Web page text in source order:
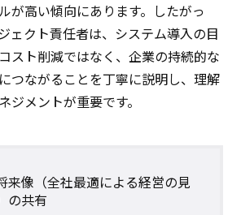
が高い傾向にあります。したがっ
ェクト責任者は、システム導入の目
スト削減ではなく、企業の持続的な
つながることを丁寧に説明し、理解
ジメントが重要です。
来像（全社最適による経営の見
の共有